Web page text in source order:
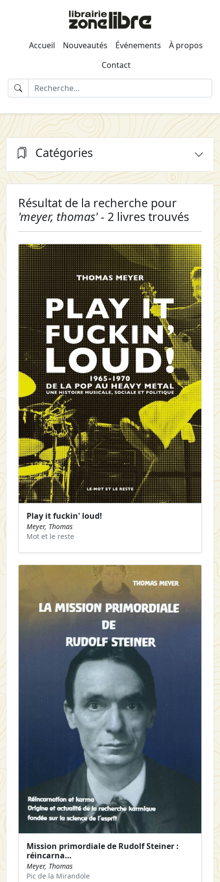
Accueil Nouveautés Événements
À propos
Contact
Catégories
Résultat de la recherche pour
'meyer, thomas'- 2 livres trouvés
Play it fuckin' loud!
Meyer, Thomas
Mot et le reste
Mission primordiale de Rudolf Steiner :
réincarna…
Meyer, Thomas
Pic de la Mirandole